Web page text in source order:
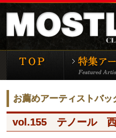
モーストリー
お薦めアーティストバッ
vol.155 テノール